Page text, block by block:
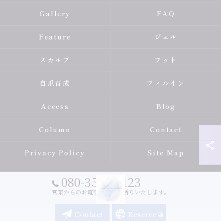
080-3588-2123
営業からのお電話は固くお断りいたします。
Contact Reserve
Gallery FAQ
Feature ジェル
スカルプ フット
自爪育成 フィルイン
Access Blog
Column Contact
Privacy Policy Site Map
© 2026 広島県呉市のネイルならLurina.Nail ALL RIGHTS RESERVED.